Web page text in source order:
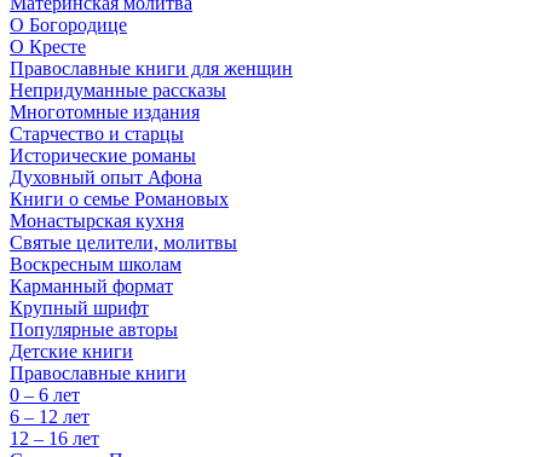
О Богородице
О Кресте
Православные книги для женщин
Непридуманные рассказы
Многотомные издания
Старчество и старцы
Исторические романы
Духовный опыт Афона
Книги о семье Романовых
Монастырская кухня
Святые целители, молитвы
Воскресным школам
Карманный формат
Крупный шрифт
Популярные авторы
Детские книги
Православные книги
0 – 6 лет
6 – 12 лет
12 – 16 лет